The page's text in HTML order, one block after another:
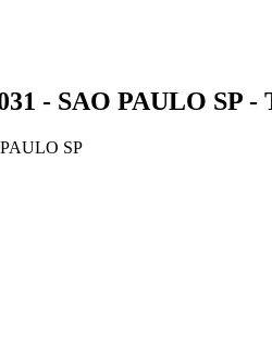
- SAO PAULO SP -
SP